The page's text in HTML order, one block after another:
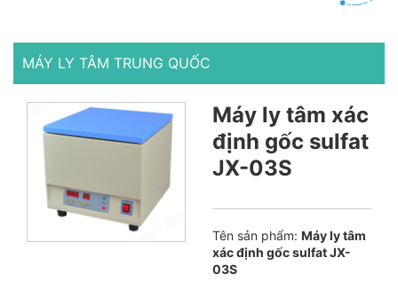
MÁY LY TÂM TRUNG QUỐC
Máy ly tâm xác
định gốc sulfat
JX-03S
Tên sản phẩm: Máy ly tâm
xác định gốc sulfat JX-
03S